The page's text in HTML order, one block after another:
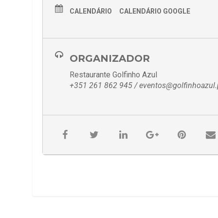
CALENDÁRIO CALENDÁRIO GOOGLE
ORGANIZADOR
Restaurante Golfinho Azul
+351 261 862 945 /